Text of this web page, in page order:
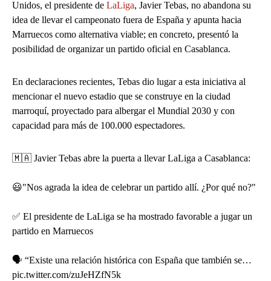
Unidos, el presidente de LaLiga, Javier Tebas, no abandona su
idea de llevar el campeonato fuera de España y apunta hacia
Marruecos como alternativa viable; en concreto, presentó la
posibilidad de organizar un partido oficial en Casablanca.
En declaraciones recientes, Tebas dio lugar a esta iniciativa al
mencionar el nuevo estadio que se construye en la ciudad
marroquí, proyectado para albergar el Mundial 2030 y con
capacidad para más de 100.000 espectadores.
🇲🇦 Javier Tebas abre la puerta a llevar LaLiga a Casablanca:
😃"Nos agrada la idea de celebrar un partido allí. ¿Por qué no?"
✅ El presidente de LaLiga se ha mostrado favorable a jugar un
partido en Marruecos
🗣️ “Existe una relación histórica con España que también se…
pic.twitter.com/zuJeHZfN5k